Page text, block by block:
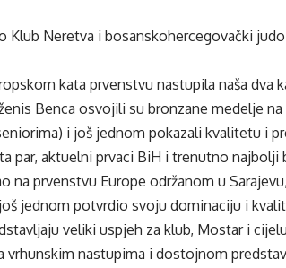
Klub Neretva i bosanskohercegovački
kata prvenstvu nastupila naša dva
Benca osvojili su bronzane medelje
i još jednom pokazali kvalitetu i
par, aktuelni prvaci BiH i trenutno najbolji
na prvenstvu Europe održanom u
jednom potvrdio svoju dominaciju i
veliki uspjeh za klub, Mostar i
vrhunskim nastupima i dostojnom